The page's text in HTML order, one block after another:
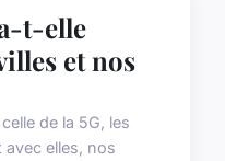
t-elle
et nos
de la 5G, les
elles, nos